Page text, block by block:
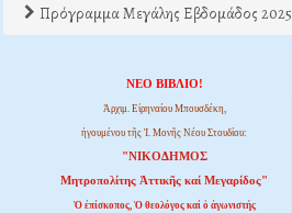
Πρόγραμμα Μεγάλης Εβδομάδος 2025
ΝΕΟ ΒΙΒΛΙΟ!
Ἀρχιμ. Εἰρηναίου Μπουσδέκη,
ἡγουμένου τῆς Ἱ. Μονῆς Νέου Στουδίου:
"ΝΙΚΟΔΗΜΟΣ
Μητροπολίτης Ἀττικῆς καί Μεγαρίδος"
Ὁ ἐπίσκοπος, Ὁ θεολόγος καί ὁ ἀγωνιστής